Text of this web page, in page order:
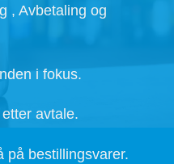
, Avbetaling og
i fokus.
avtale.
på bestillingsvarer.